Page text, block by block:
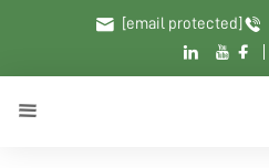
[email protected]